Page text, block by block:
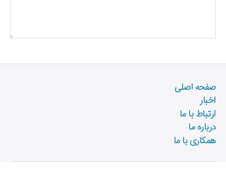
صفحه اصلی
اخبار
ارتباط با ما
درباره ما
همکاری با ما